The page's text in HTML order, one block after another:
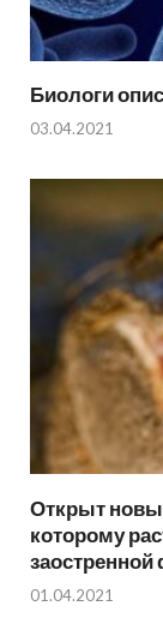
Биологи
03.04.2021
Открыт
которому
01.04.2021